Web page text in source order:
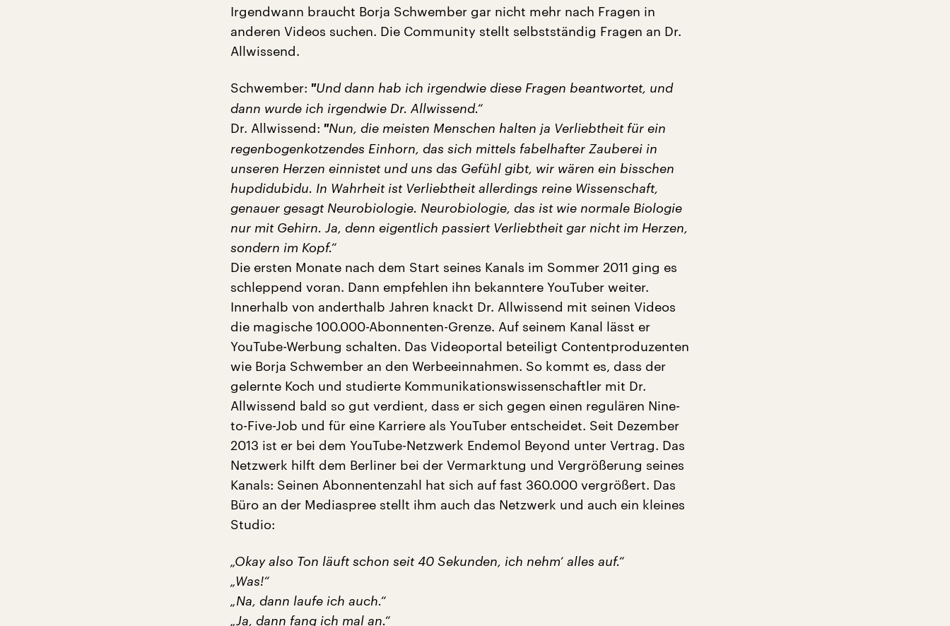
Irgendwann braucht Borja Schwember gar nicht mehr nach Fragen in
anderen Videos suchen. Die Community stellt selbstständig Fragen an Dr.
Allwissend.
Schwember: "Und dann hab ich irgendwie diese Fragen beantwortet, und
dann wurde ich irgendwie Dr. Allwissend.“
Dr. Allwissend: "Nun, die meisten Menschen halten ja Verliebtheit für ein
regenbogenkotzendes Einhorn, das sich mittels fabelhafter Zauberei in
unseren Herzen einnistet und uns das Gefühl gibt, wir wären ein bisschen
hupdidubidu. In Wahrheit ist Verliebtheit allerdings reine Wissenschaft,
genauer gesagt Neurobiologie. Neurobiologie, das ist wie normale Biologie
nur mit Gehirn. Ja, denn eigentlich passiert Verliebtheit gar nicht im Herzen,
sondern im Kopf.“
Die ersten Monate nach dem Start seines Kanals im Sommer 2011 ging es
schleppend voran. Dann empfehlen ihn bekanntere YouTuber weiter.
Innerhalb von anderthalb Jahren knackt Dr. Allwissend mit seinen Videos
die magische 100.000-Abonnenten-Grenze. Auf seinem Kanal lässt er
YouTube-Werbung schalten. Das Videoportal beteiligt Contentproduzenten
wie Borja Schwember an den Werbeeinnahmen. So kommt es, dass der
gelernte Koch und studierte Kommunikationswissenschaftler mit Dr.
Allwissend bald so gut verdient, dass er sich gegen einen regulären Nine-
to-Five-Job und für eine Karriere als YouTuber entscheidet. Seit Dezember
2013 ist er bei dem YouTube-Netzwerk Endemol Beyond unter Vertrag. Das
Netzwerk hilft dem Berliner bei der Vermarktung und Vergrößerung seines
Kanals: Seinen Abonnentenzahl hat sich auf fast 360.000 vergrößert. Das
Büro an der Mediaspree stellt ihm auch das Netzwerk und auch ein kleines
Studio:
„Okay also Ton läuft schon seit 40 Sekunden, ich nehm‘ alles auf.“
„Was!“
„Na, dann laufe ich auch.“
„Ja, dann fang ich mal an.“